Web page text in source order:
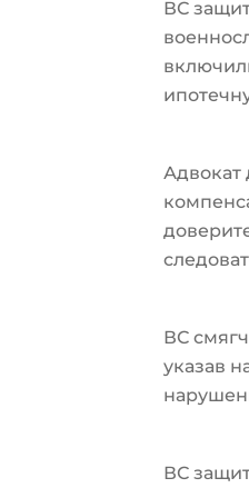
ВС
Адвокат
ВС
указав
ВС